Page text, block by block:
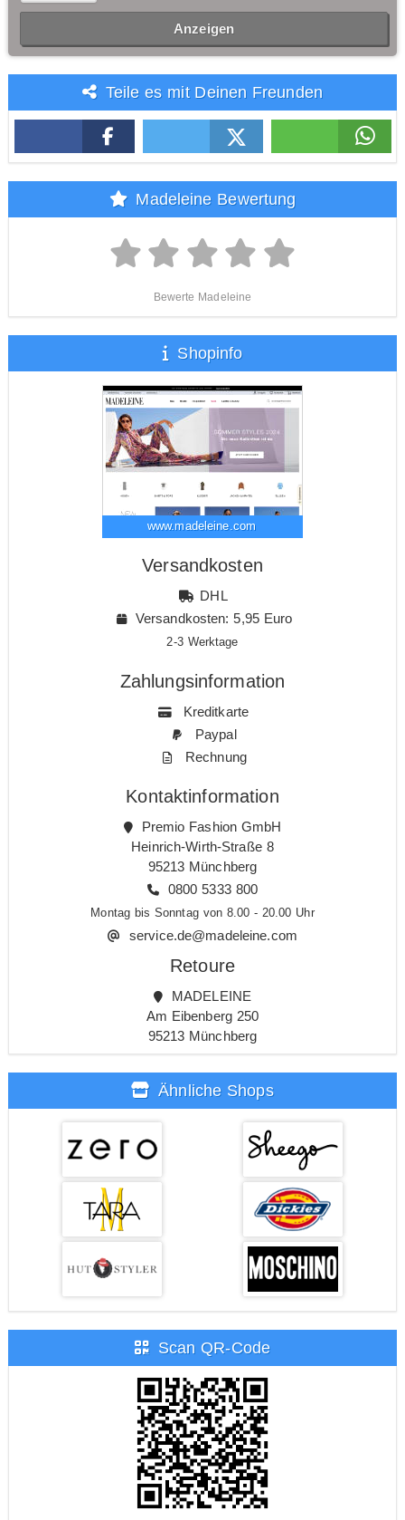
Anzeigen
Teile es mit Deinen Freunden
Madeleine Bewertung
Bewerte Madeleine
Shopinfo
www.madeleine.com
Versandkosten
DHL
Versandkosten: 5,95 Euro
2-3 Werktage
Zahlungsinformation
Kreditkarte
Paypal
Rechnung
Kontaktinformation
Premio Fashion GmbH
Heinrich-Wirth-Straße 8
95213 Münchberg
0800 5333 800
Montag bis Sonntag von 8.00 - 20.00 Uhr
service.de@madeleine.com
Retoure
MADELEINE
Am Eibenberg 250
95213 Münchberg
Ähnliche Shops
Scan QR-Code